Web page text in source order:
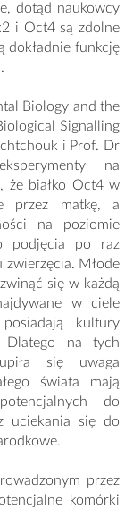
dotąd naukowcy
i Oct4 są zdolne
dokładnie funkcję
Biology and the
Signalling
i Prof. Dr
na
że białko Oct4 w
przez matkę, a
na poziomie
podjęcia po raz
zwierzęcia. Młode
się w każdą
w ciele
kultury
Dlatego na tych
się uwaga
świata mają
do
uciekania się do
przez
komórki